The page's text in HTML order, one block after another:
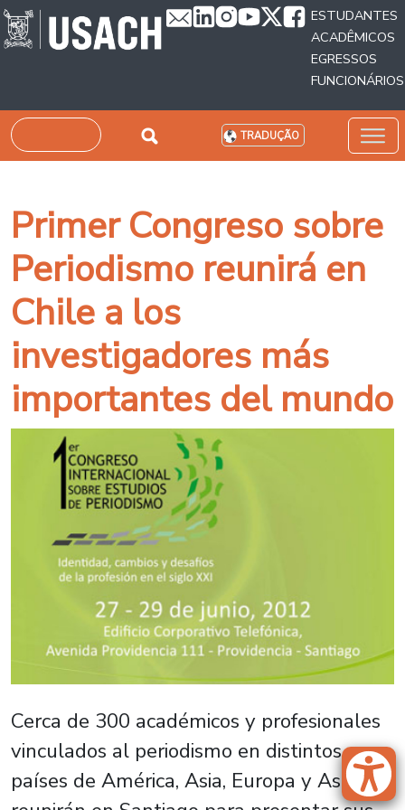
Passar para o conteúdo principal
ESTUDANTES
ACADÊMICOS
EGRESSOS
FUNCIONÁRIOS
Pesquisar TRADUÇÃO
Primer Congreso sobre
Periodismo reunirá en
Chile a los
investigadores más
importantes del mundo
Cerca de 300 académicos y profesionales
vinculados al periodismo en distintos
países de América, Asia, Europa y Asia, se